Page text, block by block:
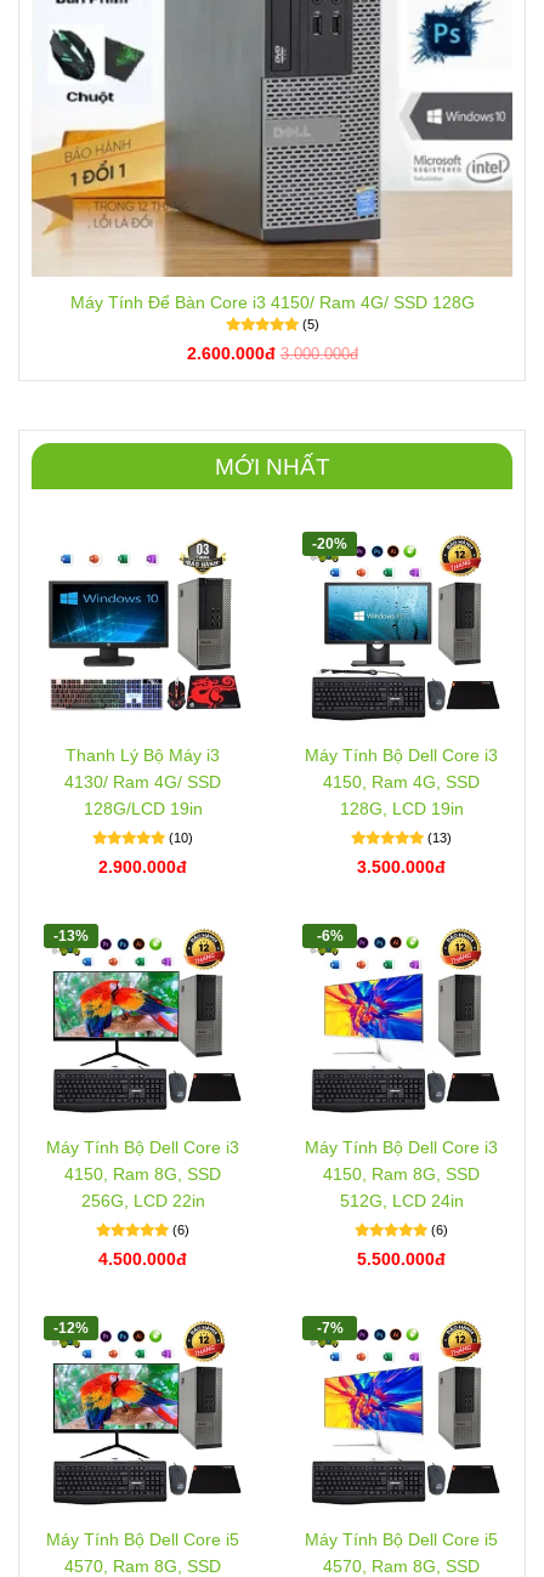
Máy Tính Để Bàn Core i3 4150/ Ram 4G/ SSD 128G
(5)
2.600.000đ 3.000.000đ
MỚI NHẤT
Thanh Lý Bộ Máy i3
4130/ Ram 4G/ SSD
128G/LCD 19in
(10)
2.900.000đ
Máy Tính Bộ Dell Core i3
4150, Ram 4G, SSD
128G, LCD 19in
(13)
3.500.000đ
-20%
Máy Tính Bộ Dell Core i3
4150, Ram 8G, SSD
256G, LCD 22in
(6)
4.500.000đ
-13%
Máy Tính Bộ Dell Core i3
4150, Ram 8G, SSD
512G, LCD 24in
(6)
5.500.000đ
-6%
Máy Tính Bộ Dell Core i5
4570, Ram 8G, SSD
-12%
Máy Tính Bộ Dell Core i5
4570, Ram 8G, SSD
-7%